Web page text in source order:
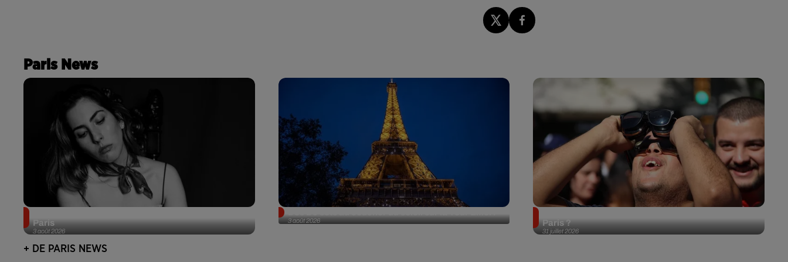
Paris News
3 août 2026
Paris
3 août 2026
31 juillet 2026
Paris ?
+ DE PARIS NEWS